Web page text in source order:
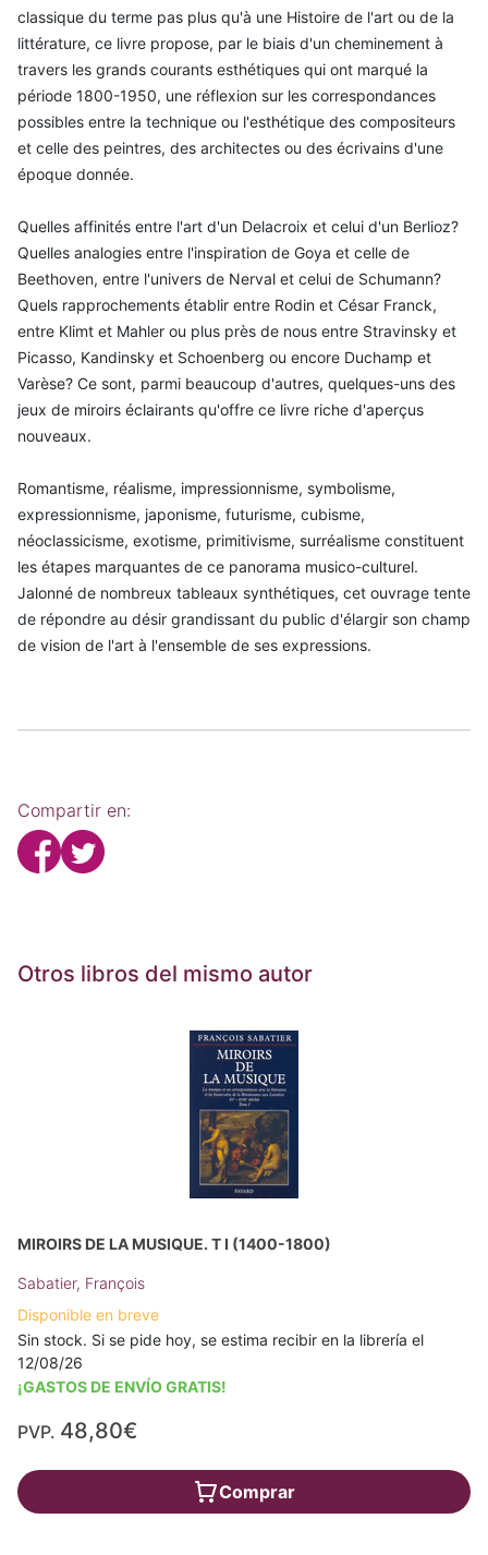
classique du terme pas plus qu'à une Histoire de l'art ou de la
littérature, ce livre propose, par le biais d'un cheminement à
travers les grands courants esthétiques qui ont marqué la
période 1800-1950, une réflexion sur les correspondances
possibles entre la technique ou l'esthétique des compositeurs
et celle des peintres, des architectes ou des écrivains d'une
époque donnée.
Quelles affinités entre l'art d'un Delacroix et celui d'un Berlioz?
Quelles analogies entre l'inspiration de Goya et celle de
Beethoven, entre l'univers de Nerval et celui de Schumann?
Quels rapprochements établir entre Rodin et César Franck,
entre Klimt et Mahler ou plus près de nous entre Stravinsky et
Picasso, Kandinsky et Schoenberg ou encore Duchamp et
Varèse? Ce sont, parmi beaucoup d'autres, quelques-uns des
jeux de miroirs éclairants qu'offre ce livre riche d'aperçus
nouveaux.
Romantisme, réalisme, impressionnisme, symbolisme,
expressionnisme, japonisme, futurisme, cubisme,
néoclassicisme, exotisme, primitivisme, surréalisme constituent
les étapes marquantes de ce panorama musico-culturel.
Jalonné de nombreux tableaux synthétiques, cet ouvrage tente
de répondre au désir grandissant du public d'élargir son champ
de vision de l'art à l'ensemble de ses expressions.
Compartir en:
Otros libros del mismo autor
MIROIRS DE LA MUSIQUE. T I (1400-1800)
Sabatier, François
Disponible en breve
Sin stock. Si se pide hoy, se estima recibir en la librería el
12/08/26
¡GASTOS DE ENVÍO GRATIS!
PVP. 48,80€
Comprar